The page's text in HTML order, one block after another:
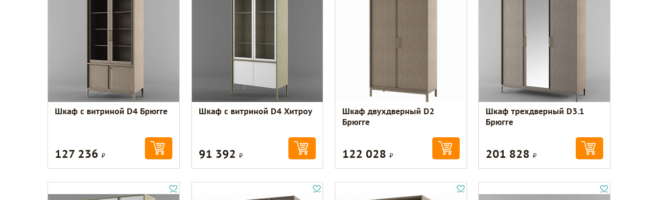
Шкаф с витриной D4 Брюгге
127 236Р
Шкаф с витриной D4 Хитроу
91 392 Р
Шкаф двухдверный D2
Брюгге
122 028 Р
Шкаф трехдверный D3.1
Брюгге
201 828Р